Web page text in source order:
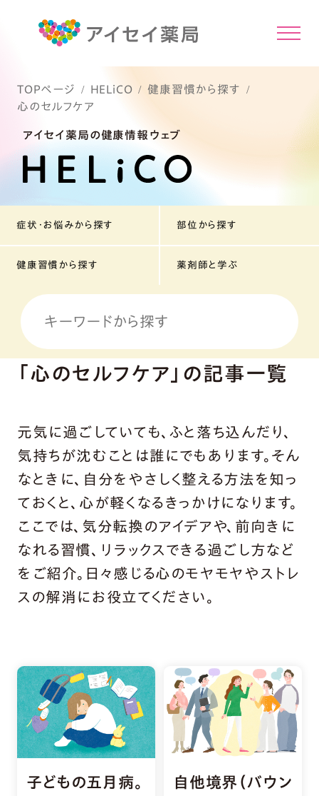
TOPページ HELiCO
健康習慣から探す
心のセルフケア
アイセイ薬局の健康情報ウェブ
症状・お悩みから探す 部位から探す
健康習慣から探す 薬剤師と学ぶ
「心のセルフケア」の記事一覧
元気に過ごしていても、ふと落ち込んだり、
気持ちが沈むことは誰にでもあります。そん
なときに、自分をやさしく整える方法を知っ
ておくと、心が軽くなるきっかけになります。
ここでは、気分転換のアイデアや、前向きに
なれる習慣、リラックスできる過ごし方など
をご紹介。日々感じる心のモヤモヤやストレ
スの解消にお役立てください。
子どもの五月病。
自他境界（バウン